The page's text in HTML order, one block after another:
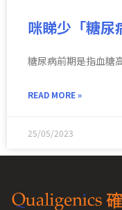
咪睇少「糖尿
糖尿病前期是指血糖
READ MORE »
25/05/2023